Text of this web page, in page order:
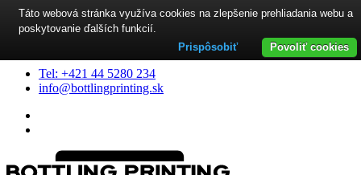
Tel: +421 44 5280 234
info@bottlingprinting.sk
Táto webová stránka využíva cookies na zlepšenie prehliadania webu a
poskytovanie ďalších funkcií.
Povoliť cookies
Prispôsobiť